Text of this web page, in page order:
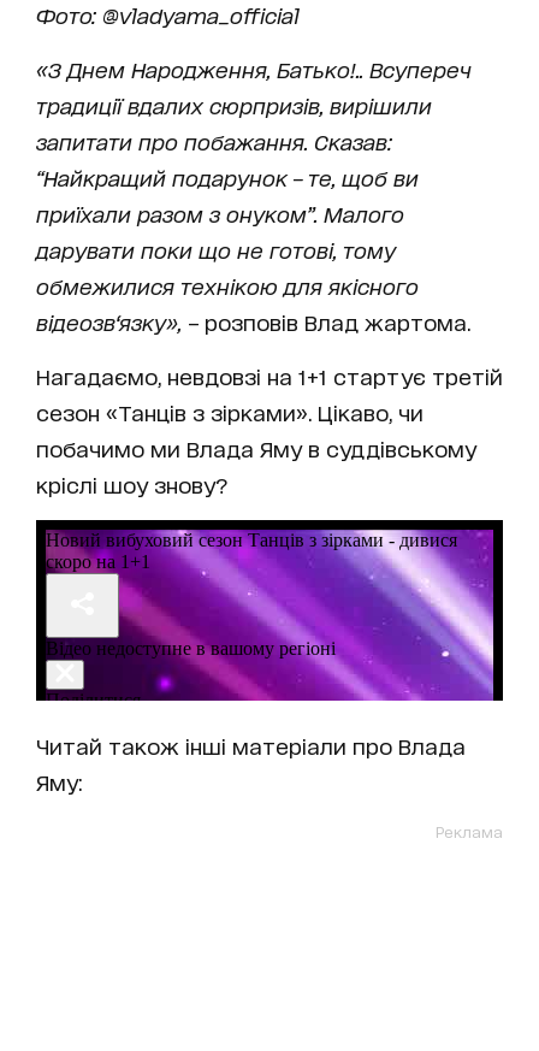
Фото: @vladyama_official
«З Днем Народження, Батько!.. Всупереч
традиції вдалих сюрпризів, вирішили
запитати про побажання. Сказав:
“Найкращий подарунок – те, щобви
приїхали разом з онуком”. Малого
дарувати поки що не готові, тому
обмежилися технікою для якісного
відеозв‘язку», – розповів Влад жартома.
Нагадаємо, невдовзі на 1+1 стартує третій
сезон «Танців з зірками». Цікаво, чи
побачимо ми Влада Яму в суддівському
кріслі шоу знову?
Читай також інші матеріали про Влада
Яму:
Реклама